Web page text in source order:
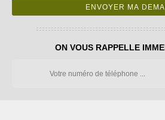
ON VOUS RAPPELLE